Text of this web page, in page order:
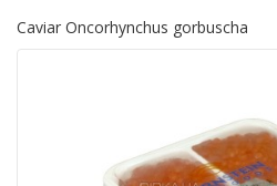
Caviar Oncorhynchus gorbuscha